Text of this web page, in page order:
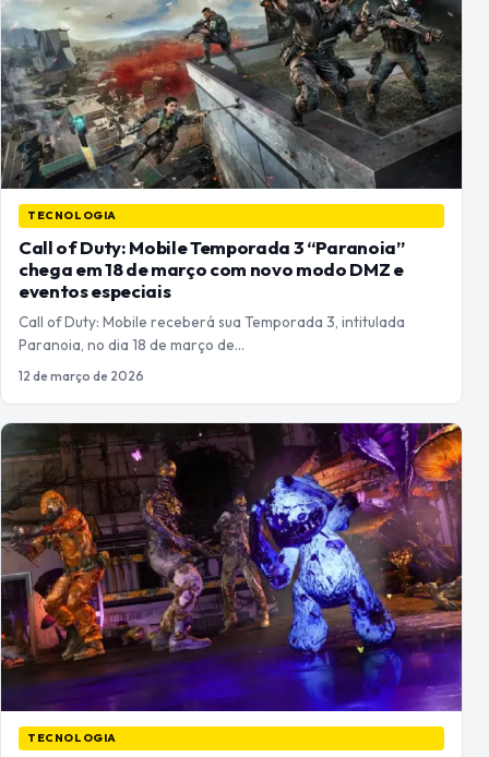
TECNOLOGIA
Call of Duty: Mobile Temporada 3 “Paranoia”
chega em 18 de março com novo modo DMZ e
eventos especiais
Call of Duty: Mobile receberá sua Temporada 3, intitulada
Paranoia, no dia 18 de março de…
12 de março de 2026
TECNOLOGIA